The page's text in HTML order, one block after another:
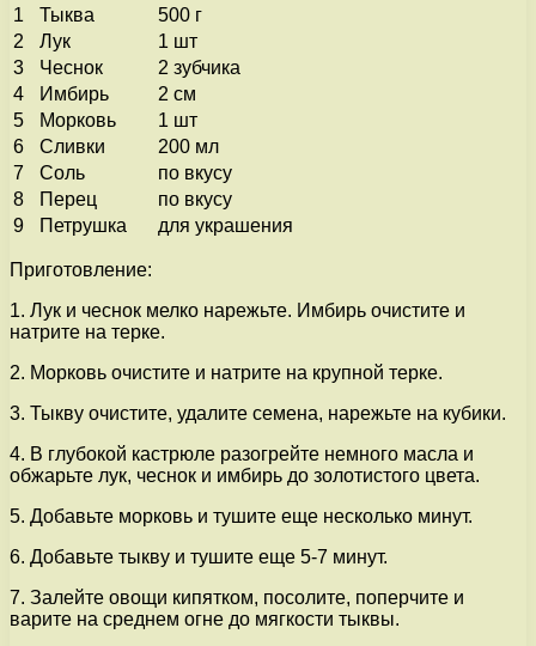
1 Тыква
500 г
2
Лук
1 шт
3
Чеснок
2 зубчика
4
Имбирь
2 см
5
Морковь
1 шт
6
Сливки
200 мл
7
Соль
по вкусу
8
Перец
по вкусу
9
Петрушка для украшения
Приготовление:
1. Лук и чеснок мелко нарежьте. Имбирь очистите и
натрите на терке.
2. Морковь очистите и натрите на крупной терке.
3. Тыкву очистите, удалите семена, нарежьте на кубики.
4. В глубокой кастрюле разогрейте немного масла и
обжарьте лук, чеснок и имбирь до золотистого цвета.
5. Добавьте морковь и тушите еще несколько минут.
6. Добавьте тыкву и тушите еще 5-7 минут.
7. Залейте овощи кипятком, посолите, поперчите и
варите на среднем огне до мягкости тыквы.